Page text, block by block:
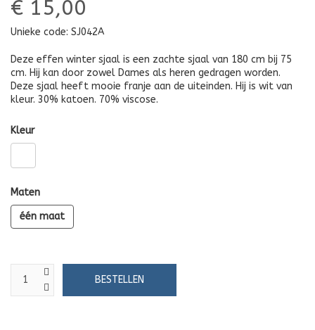
€ 15,00
Unieke code: SJ042A
Deze effen winter sjaal is een zachte sjaal van 180 cm bij 75
cm. Hij kan door zowel Dames als heren gedragen worden.
Deze sjaal heeft mooie franje aan de uiteinden. Hij is wit van
kleur. 30% katoen. 70% viscose.
Kleur
Maten
één maat